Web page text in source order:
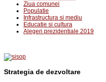
Ziua comunei
Populatie
Infrastructura si mediu
Educatie si cultura
Alegeri prezidentiale 2019
Strategia de dezvoltare